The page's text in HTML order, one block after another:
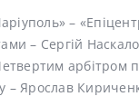
–
– Сергій
– Ярослав